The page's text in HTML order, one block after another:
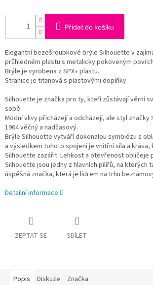
Přidat do košíku
Elegantní bezešroubkové brýle Silhouette v
průhledném plastu s metalicky pokoveným
Brýle je vyrobena z SPX+ plastu.
Stranice je titanová s plastovými doplňky.
Silhouette je značka pro ty, kteří zůstávají věrní
sobě.
Módní vlivy přicházejí a odcházejí, ale styl značky
1964 věčný a nadčasový.
Brýle Silhouette vytváří dokonalou symbiózu s
a výsledkem tohoto spojení je vnitřní síla a krása,
Silhouette zazářit. Lehkost a otevřenost obličeje
Silhouette jsou jedny z hlavních pilířů, na kterých
úspěšná značka, která je lídrem na trhu
Detailní informace
ZEPTAT SE SDÍLET
Popis Diskuze Značka